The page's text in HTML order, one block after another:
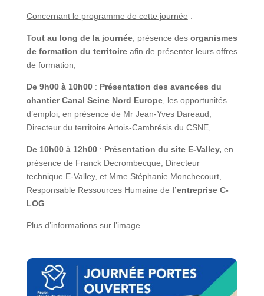
Concernant le programme de cette journée :
Tout au long de la journée, présence des organismes
de formation du territoireafin de présenter leurs offres
de formation,
De 9h00 à 10h00: Présentation des avancées du
chantier Canal Seine Nord Europe, les opportunités
d’emploi, en présence de Mr Jean-Yves Dareaud,
Directeur du territoire Artois-Cambrésis du CSNE,
De 10h00 à 12h00: Présentation du site E-Valley, en
présence de Franck Decrombecque, Directeur
technique E-Valley, et Mme Stéphanie Monchecourt,
Responsable Ressources Humaine de l’entreprise C-
LOG.
Plus d’informations sur l’image.